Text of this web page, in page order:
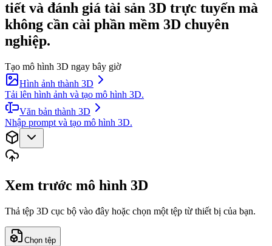
tiết và đánh giá tài sản 3D trực tuyến mà
không cần cài phần mềm 3D chuyên
nghiệp.
Tạo mô hình 3D ngay bây giờ
Hình ảnh thành 3D
Tải lên hình ảnh và tạo mô hình 3D.
Văn bản thành 3D
Nhập prompt và tạo mô hình 3D.
Xem trước mô hình 3D
Thả tệp 3D cục bộ vào đây hoặc chọn một tệp từ thiết bị của bạn.
Chọn tệp